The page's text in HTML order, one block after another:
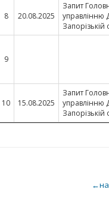
8 20.08.2025
Запит
управлінню
Запорізькій
9
10 15.08.2025
Запит
управлінню
Запорізькій